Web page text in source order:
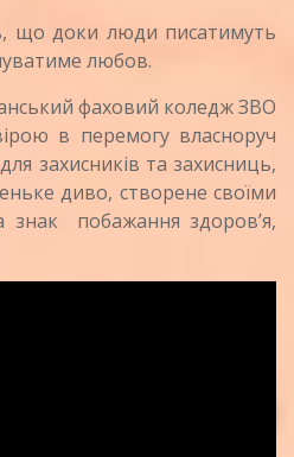
доки люди писатимуть
любов.
фаховий коледж ЗВО
в перемогу власноруч
захисників та захисниць,
диво, створене своїми
знак побажання здоров’я,